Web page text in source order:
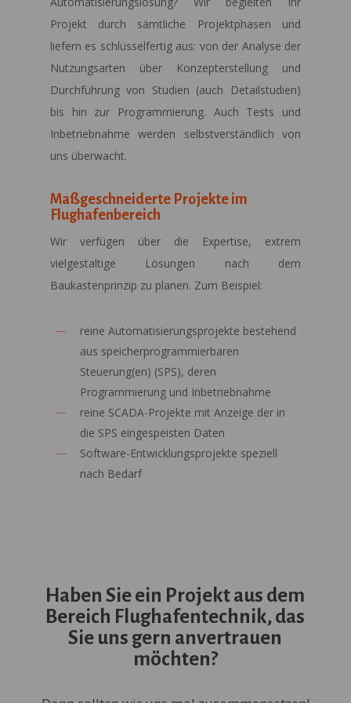
Projekt durch sämtliche Projektphasen und
liefern es schlüsselfertig aus: von der Analyse der
Nutzungsarten über Konzepterstellung und
Durchführung von Studien (auch Detailstudien)
bis hin zur Programmierung. Auch Tests und
Inbetriebnahme werden selbstverständlich von
uns überwacht.
Maßgeschneiderte Projekte im
Flughafenbereich
Wir verfügen über die Expertise, extrem
vielgestaltige Lösungen nach dem
Baukastenprinzip zu planen. Zum Beispiel:
reine Automatisierungsprojekte bestehend
aus speicherprogrammierbaren
Steuerung(en) (SPS), deren
Programmierung und Inbetriebnahme
reine SCADA-Projekte mit Anzeige der in
die SPS eingespeisten Daten
Software-Entwicklungsprojekte speziell
nach Bedarf
Haben Sie ein Projekt aus dem
Bereich Flughafentechnik, das
Sie uns gern anvertrauen
möchten?